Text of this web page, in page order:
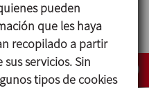
volumen de líquido.
para
instalación de
pueden
que les haya
recopilado a partir
servicios. Sin
tipos de cookies